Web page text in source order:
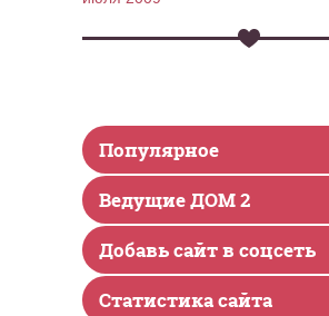
Популярное
Ведущие ДОМ 2
Добавь сайт в соцсеть
Статистика сайта